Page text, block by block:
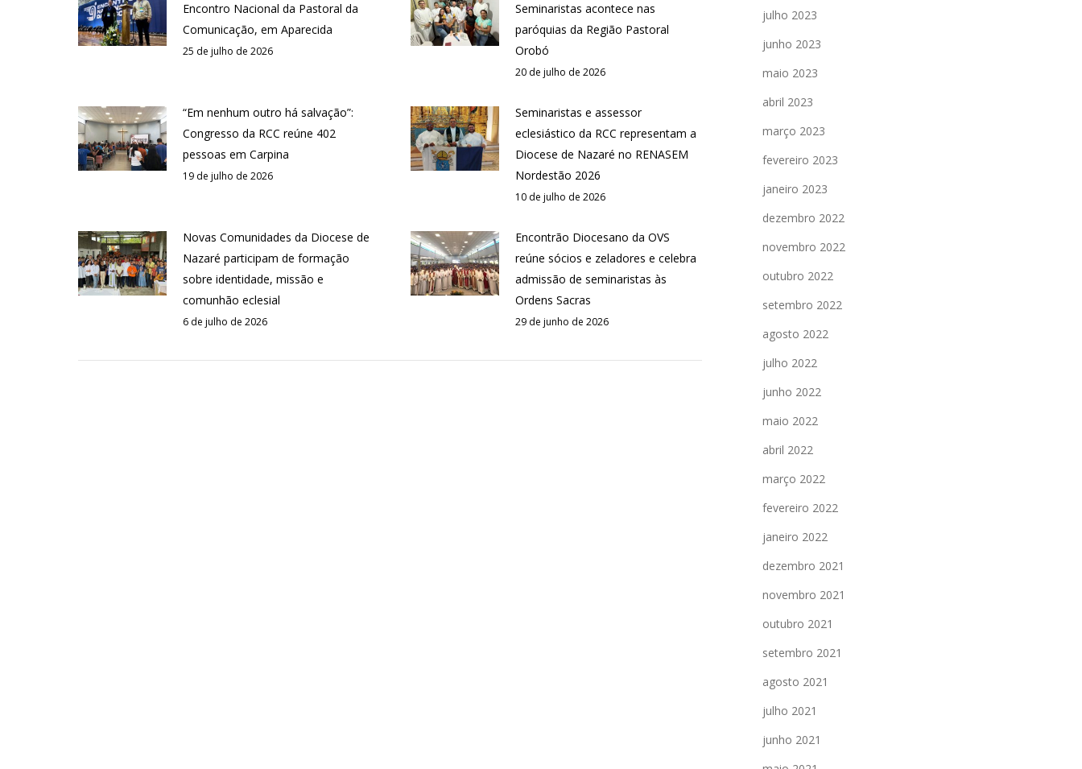
Encontro Nacional da Pastoral da
Comunicação, em Aparecida
25 de julho de 2026
Seminaristas acontece nas
paróquias da Região Pastoral
Orobó
20 de julho de 2026
“Em nenhum outro há salvação”:
Congresso da RCC reúne 402
pessoas em Carpina
19 de julho de 2026
Seminaristas e assessor
eclesiástico da RCC representam a
Diocese de Nazaré no RENASEM
Nordestão 2026
10 de julho de 2026
Novas Comunidades da Diocese de
Nazaré participam de formação
sobre identidade, missão e
comunhão eclesial
6 de julho de 2026
Encontrão Diocesano da OVS
reúne sócios e zeladores e celebra
admissão de seminaristas às
Ordens Sacras
29 de junho de 2026
julho 2023
junho 2023
maio 2023
abril 2023
março 2023
fevereiro 2023
janeiro 2023
dezembro 2022
novembro 2022
outubro 2022
setembro 2022
agosto 2022
julho 2022
junho 2022
maio 2022
abril 2022
março 2022
fevereiro 2022
janeiro 2022
dezembro 2021
novembro 2021
outubro 2021
setembro 2021
agosto 2021
julho 2021
junho 2021